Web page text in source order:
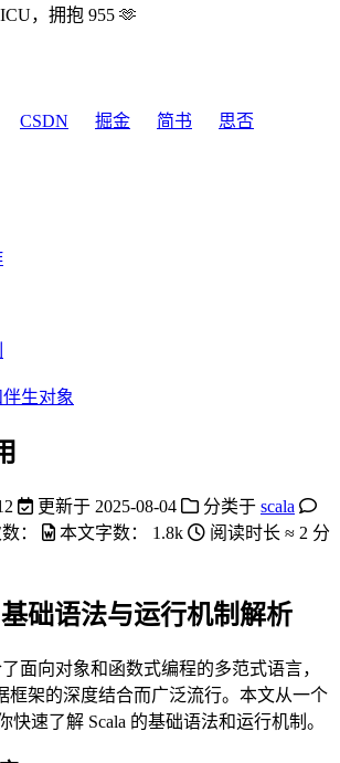
，拥抱 955 🫶
CSDN 掘金 简书
思否
伴生对象
更新于 2025-08-04 分类于 scala
： 本文字数： 1.8k 阅读时长 ≈ 2 分
础语法与运行机制解析
面向对象和函数式编程的多范式语言，
框架的深度结合而广泛流行。本文从一个
快速了解 Scala 的基础语法和运行机制。